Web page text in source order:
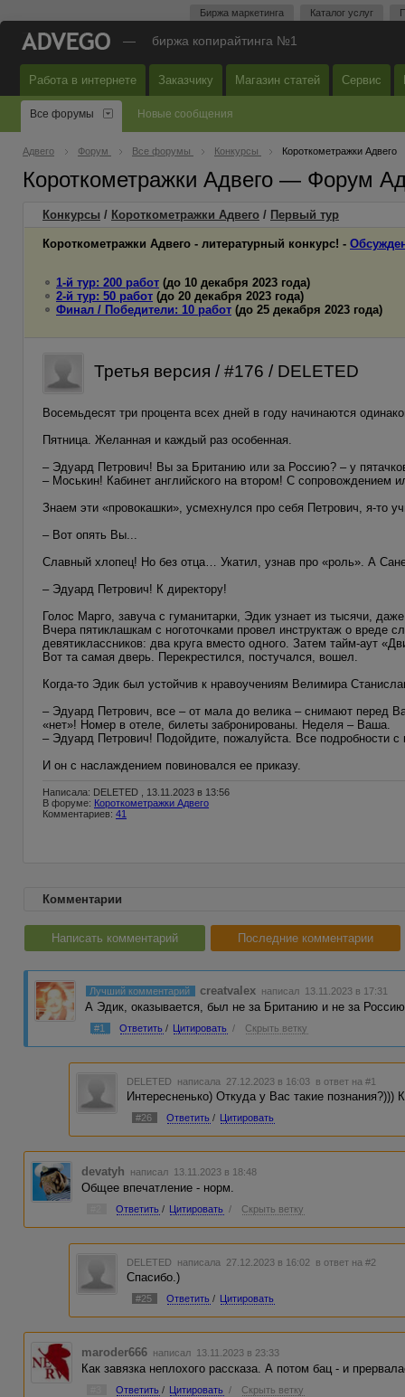
Биржа маркетинга Каталог услуг
— биржа копирайтинга №1
Работа в интернете Заказчику Магазин статей Сервис
Все форумы Новые сообщения
Адвего Форум Все форумы Конкурсы Короткометражки Адвего
Короткометражки Адвего — Форум
Конкурсы / Короткометражки Адвего / Первый тур
Короткометражки Адвего - литературный конкурс! -
1-й тур: 200 работ (до 10 декабря 2023 года)
2-й тур: 50 работ (до 20 декабря 2023 года)
Финал / Победители: 10 работ (до 25 декабря 2023 года)
Третья версия / #176 / DELETED
Восемьдесят три процента всех дней в году начинаются
Пятница. Желанная и каждый раз особенная.
– Эдуард Петрович! Вы за Британию или за Россию? – у
– Моськин! Кабинет английского на втором! С сопровождением
Знаем эти «провокашки», усмехнулся про себя Петрович, я-то
– Вот опять Вы...
Славный хлопец! Но без отца… Укатил, узнав про «роль». А
– Эдуард Петрович! К директору!
Голос Марго, завуча с гуманитарки, Эдик узнает из тысячи,
Вчера пятиклашкам с ноготочками провел инструктаж о вреде
девятиклассников: два круга вместо одного. Затем тайм-аут
Вот та самая дверь. Перекрестился, постучался, вошел.
Когда-то Эдик был устойчив к нравоучениям Велимира
– Эдуард Петрович, все – от мала до велика – снимают перед
«нет»! Номер в отеле, билеты забронированы. Неделя – Ваша.
– Эдуард Петрович! Подойдите, пожалуйста. Все подробности с
И он с наслаждением повиновался ее приказу.
Написала: DELETED , 13.11.2023 в 13:56
В форуме: Короткометражки Адвего
Комментариев: 41
Комментарии
Написать комментарий Последние комментарии
Лучший комментарий creatvalex написал 13.11.2023 в 17:31
А Эдик, оказывается, был не за Британию и не за
#1 Ответить / Цитировать / Скрыть ветку
DELETED написала 27.12.2023 в 16:03 в ответ на #1
Интересненько) Откуда у Вас такие познания?)))
#26 Ответить / Цитировать
devatyh написал 13.11.2023 в 18:48
Общее впечатление - норм.
Ответить / Цитировать / Скрыть ветку
DELETED написала 27.12.2023 в 16:02 в ответ на #2
Спасибо.)
#25 Ответить / Цитировать
maroder666 написал 13.11.2023 в 23:33
Как завязка неплохого рассказа. А потом бац - и
Ответить / Цитировать / Скрыть ветку